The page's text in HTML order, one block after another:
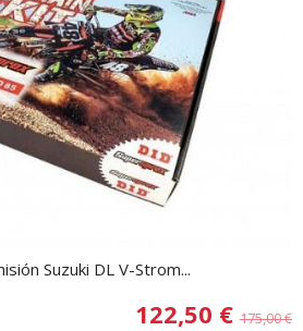
Suzuki DL V-Strom...
122,50 € 175,00 €